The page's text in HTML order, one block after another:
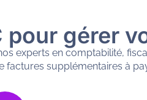
gérer
experts en comptabilité,
factures supplémentaires à